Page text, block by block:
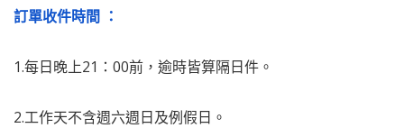
訂單收件時間 ：
1.每日晚上21：00前，逾時皆算隔日件。
2.工作天不含週六週日及例假日。